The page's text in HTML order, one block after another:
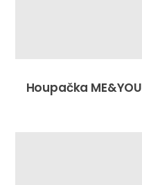
Houpačka ME&YOU